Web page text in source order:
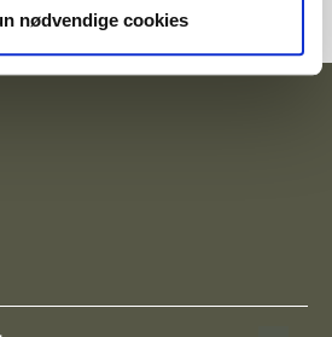
nødvendige cookies